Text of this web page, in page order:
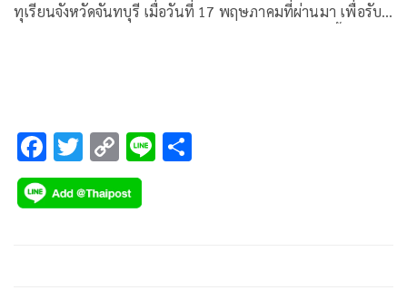
ทุเรียนจังหวัดจันทบุรี เมื่อวันที่ 17 พฤษภาคมที่ผ่านมา เพื่อรับ
F
ac
e
T
wi
tt
C
o
p
Li